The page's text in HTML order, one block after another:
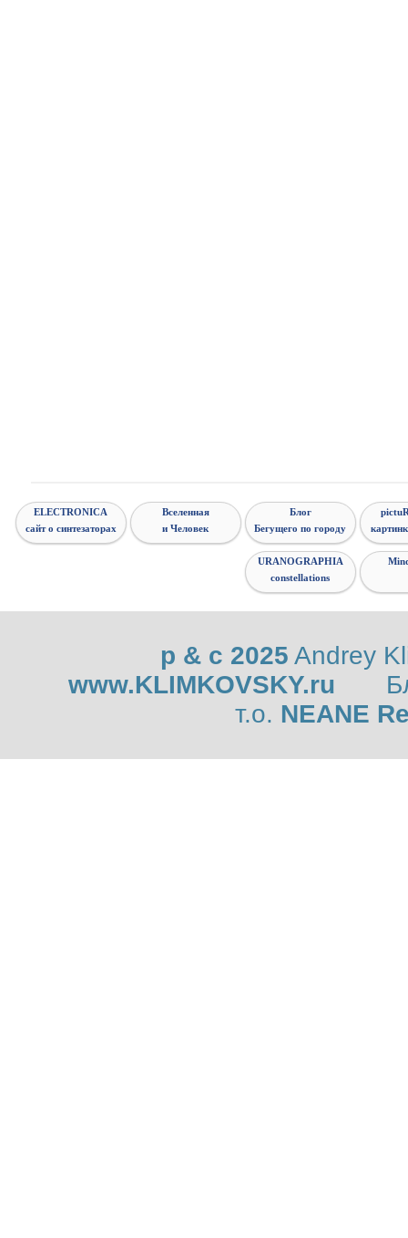
ELECTRONICA
сайт о синтезаторах
Вселенная
и Человек
Блог
Бегущего по городу
URANOGRAPHIA
constellations
p & c 2025 Andrey
www.KLIMKOVSKY.ru
т.о. NEANE